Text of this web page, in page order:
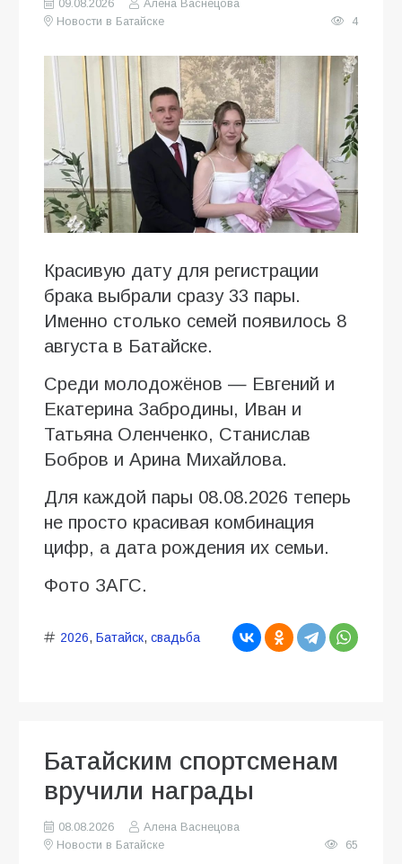
09.08.2026
Алена Васнецова
Новости в Батайске
4
Красивую дату для регистрации
брака выбрали сразу 33 пары.
Именно столько семей появилось 8
августа в Батайске.
Среди молодожёнов — Евгений и
Екатерина Забродины, Иван и
Татьяна Оленченко, Станислав
Бобров и Арина Михайлова.
Для каждой пары 08.08.2026 теперь
не просто красивая комбинация
цифр, а дата рождения их семьи.
Фото ЗАГС.
2026, Батайск, свадьба
Батайским спортсменам
вручили награды
08.08.2026
Алена Васнецова
Новости в Батайске
65